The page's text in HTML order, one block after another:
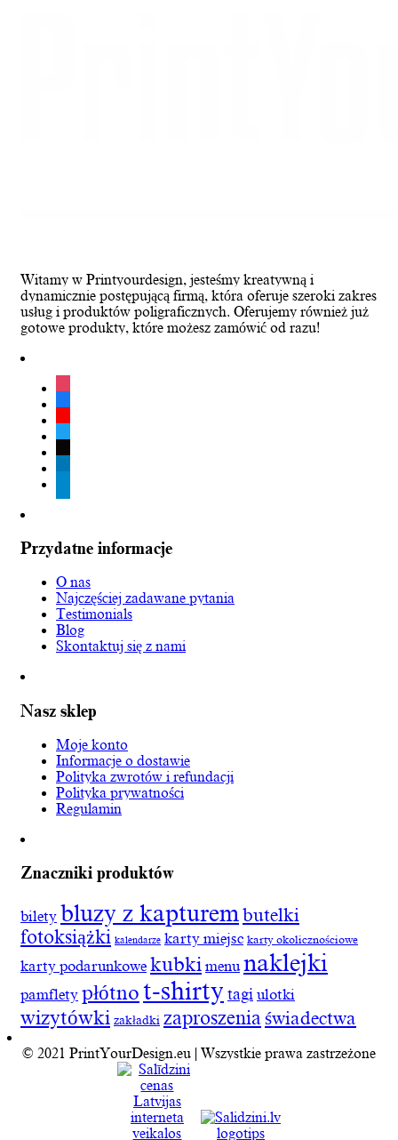
Witamy w Printyourdesign, jesteśmy kreatywną i
dynamicznie postępującą firmą, która oferuje szeroki zakres
usług i produktów poligraficznych. Oferujemy również już
gotowe produkty, które możesz zamówić od razu!
instagram
facebook
youtube
twitter
tiktok
Przydatne informacje
O nas
Najczęściej zadawane pytania
Testimonials
Blog
Skontaktuj się z nami
Nasz sklep
Moje konto
Informacje o dostawie
Polityka zwrotów i refundacji
Polityka prywatności
Regulamin
Znaczniki produktów
bilety bluzy z kapturem butelki
fotoksiążki kalendarze karty miejsc karty okolicznościowe
karty podarunkowe kubki menu naklejki
pamflety płótnot-shirty tagi ulotki
wizytówki zakładki zaproszeniaświadectwa
© 2021 PrintYourDesign.eu | Wszystkie prawa zastrzeżone